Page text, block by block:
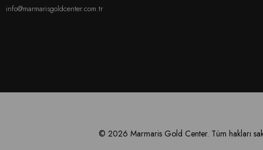
info@marmarisgoldcenter.com.tr
© 2026 Marmaris Gold Center. Tüm hakları